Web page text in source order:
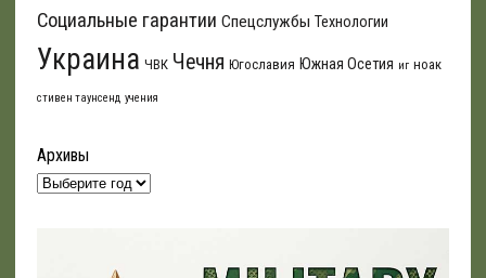
Социальные гарантии Спецслужбы Технологии
Украина ЧВК Чечня Югославия Южная Осетия иг ноак
стивен таунсенд учения
Архивы